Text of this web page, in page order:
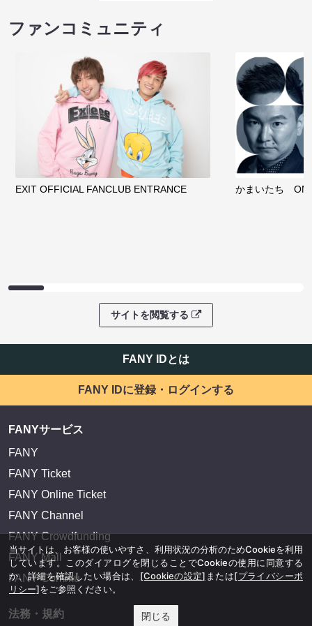
ファンコミュニティ
EXIT OFFICIAL FANCLUB ENTRANCE かまいたち
サイトを閲覧する
FANY IDとは
FANY IDに登録・ログインする
FANYサービス
FANY
FANY Ticket
FANY Online Ticket
FANY Channel
FANY Crowdfunding
FANY Mall
FANY Commu
法務・規約
当サイトは、お客様の使いやすさ、利用状況の分析のためCookieを利用
しています。このダイアログを閉じることでCookieの使用に同意する
か、詳細を確認したい場合は、 [Cookieの設定] または[プライバシーポ
リシー]をご参照ください。
閉じる